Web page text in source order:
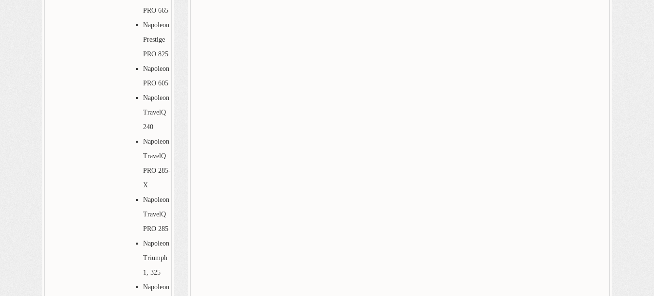
PRO 665
Napoleon
Prestige
PRO 825
Napoleon
PRO 605
Napoleon
TravelQ
240
Napoleon
TravelQ
PRO 285-
X
Napoleon
TravelQ
PRO 285
Napoleon
Triumph
1, 325
Napoleon